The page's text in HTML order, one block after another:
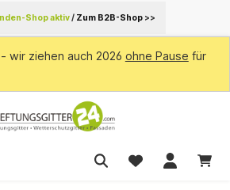
Shop aktiv/ Zum B2B-Shop >>
wir ziehen auch 2026 ohne Pause für